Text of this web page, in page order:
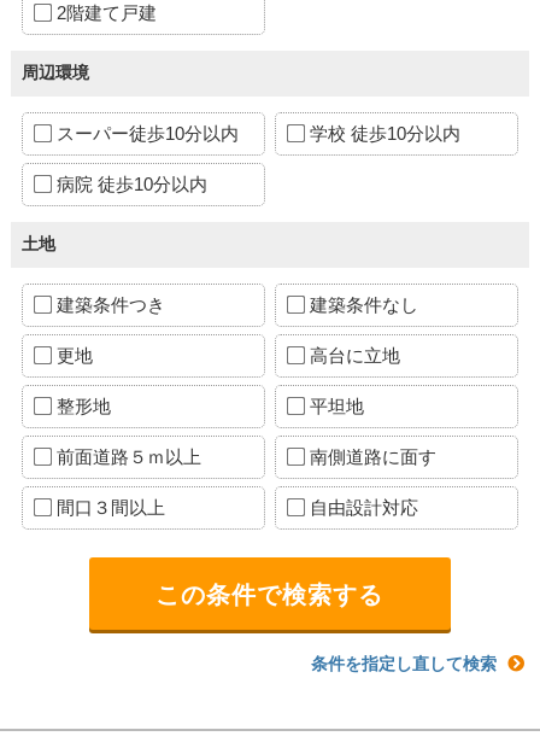
2階建て戸建
周辺環境
スーパー徒歩10分以内 学校 徒歩10分以内
病院 徒歩10分以内
土地
建築条件つき 建築条件なし
更地 高台に立地
整形地 平坦地
前面道路５ｍ以上 南側道路に面す
間口３間以上 自由設計対応
条件を指定し直して検索